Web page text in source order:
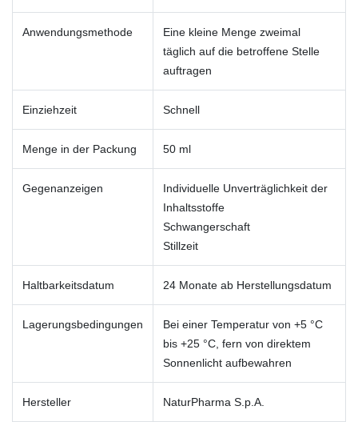
Anwendungsmethode
Eine kleine Menge zweimal
täglich auf die betroffene Stelle
auftragen
Einziehzeit Schnell
Menge in der Packung 50 ml
Gegenanzeigen
Individuelle Unverträglichkeit der
Inhaltsstoffe
Schwangerschaft
Stillzeit
Haltbarkeitsdatum 24 Monate ab Herstellungsdatum
Lagerungsbedingungen
Bei einer Temperatur von +5 °C
bis +25 °C, fern von direktem
Sonnenlicht aufbewahren
Hersteller NaturPharma S.p.A.